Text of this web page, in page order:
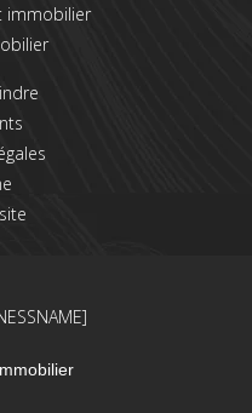
immobilier